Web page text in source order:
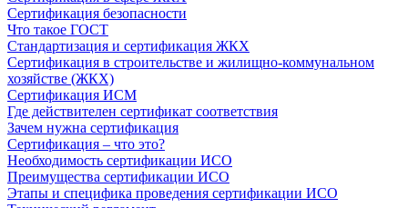
Сертификация безопасности
Что такое ГОСТ
Стандартизация и сертификация ЖКХ
Сертификация в строительстве и жилищно-коммунальном
хозяйстве (ЖКХ)
Сертификация ИСМ
Где действителен сертификат соответствия
Зачем нужна сертификация
Сертификация – что это?
Необходимость сертификации ИСО
Преимущества сертификации ИСО
Этапы и специфика проведения сертификации ИСО